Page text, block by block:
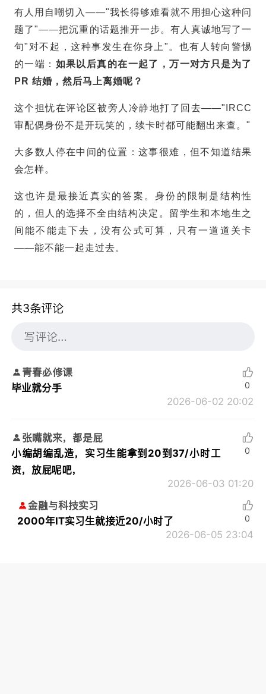
有人用自嘲切入——"我长得够难看就不用担心这种问
题了"——把沉重的话题推开一步。有人真诚地写了一
句"对不起，这种事发生在你身上"。也有人转向警惕
的一端： 如果以后真的在一起了，万一对方只是为了
PR 结婚，然后马上离婚呢？
这个担忧在评论区被旁人冷静地打了回去——"IRCC
审配偶身份不是开玩笑的，续卡时都可能翻出来查。"
大多数人停在中间的位置：这事很难，但不知道结果
会怎样。
这也许是最接近真实的答案。身份的限制是结构性
的，但人的选择不全由结构决定。留学生和本地生之
间能不能走下去，没有公式可算，只有一道道关卡
——能不能一起走过去。
共3条评论
青春必修课
毕业就分手
2026-06-02 20:02
0
张嘴就来，都是屁
小编胡编乱造，实习生能拿到20到37/小时工
资，放屁呢吧，
2026-06-03 01:20
0
金融与科技实习
2000年IT实习生就接近20/小时了
2026-06-05 23:04
0